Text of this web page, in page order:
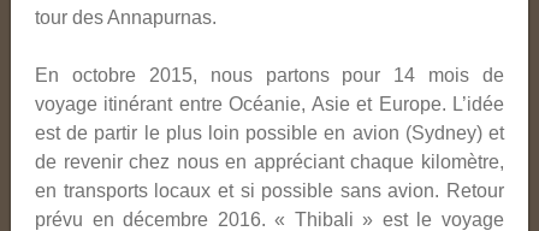
tour des Annapurnas.
En octobre 2015, nous partons pour 14 mois de
voyage itinérant entre Océanie, Asie et Europe. L’idée
est de partir le plus loin possible en avion (Sydney) et
de revenir chez nous en appréciant chaque kilomètre,
en transports locaux et si possible sans avion. Retour
prévu en décembre 2016. « Thibali » est le voyage